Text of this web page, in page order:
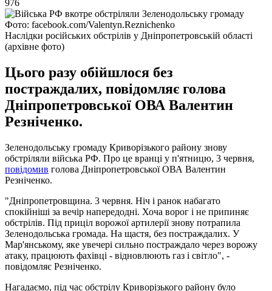
976
Фото: facebook.com/Valentyn.Reznichenko
Наслідки російських обстрілів у Дніпропетровській області
(архівне фото)
Цього разу обійшлося без
постраждалих, повідомляє голова
Дніпропетровської ОВА Валентин
Резніченко.
Зеленодольську громаду Криворізького району знову
обстріляли війська РФ. Про це вранці у п'ятницю, 3 червня,
повідомив голова Дніпропетровської ОВА Валентин
Резніченко.
"Дніпропетровщина. 3 червня. Ніч і ранок набагато
спокійніші за вечір напередодні. Хоча ворог і не припиняє
обстрілів. Під приціл ворожої артилерії знову потрапила
Зеленодольська громада. На щастя, без постраждалих. У
Мар'янському, яке увечері сильно постраждало через ворожу
атаку, працюють фахівці - відновлюють газ і світло", -
повідомляє Резніченко.
Нагадаємо, під час обстрілу Криворізького району було